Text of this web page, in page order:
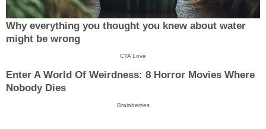
Why everything you thought you knew about water
might be wrong
CTA Love
Enter A World Of Weirdness: 8 Horror Movies Where
Nobody Dies
Brainberries